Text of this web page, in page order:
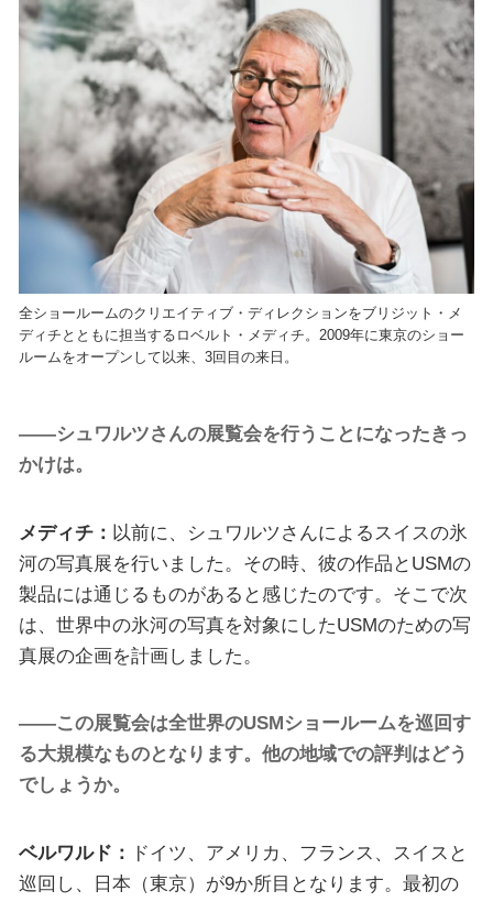
全ショールームのクリエイティブ・ディレクションをブリジット・メ
ディチとともに担当するロベルト・メディチ。2009年に東京のショー
ルームをオープンして以来、3回目の来日。
——シュワルツさんの展覧会を行うことになったきっ
かけは。
メディチ： 以前に、シュワルツさんによるスイスの氷
河の写真展を行いました。その時、彼の作品とUSMの
製品には通じるものがあると感じたのです。そこで次
は、世界中の氷河の写真を対象にしたUSMのための写
真展の企画を計画しました。
——この展覧会は全世界のUSMショールームを巡回す
る大規模なものとなります。他の地域での評判はどう
でしょうか。
ベルワルド： ドイツ、アメリカ、フランス、スイスと
巡回し、日本（東京）が9か所目となります。最初の